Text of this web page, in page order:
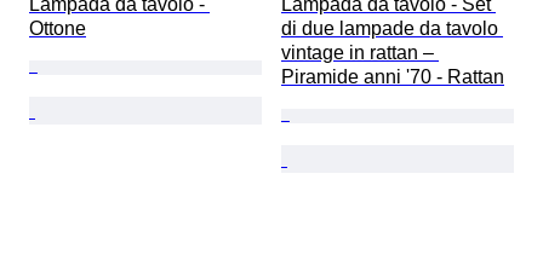
Lampada da tavolo -
Ottone
Lampada da tavolo - Set
di due lampade da tavolo
vintage in rattan –
Piramide anni '70 - Rattan